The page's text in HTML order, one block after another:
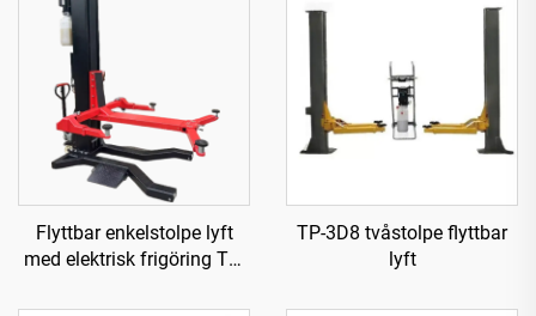
Flyttbar enkelstolpe lyft
med elektrisk frigöring TP-
TP-3D8 tvåstolpe flyttbar
lyft